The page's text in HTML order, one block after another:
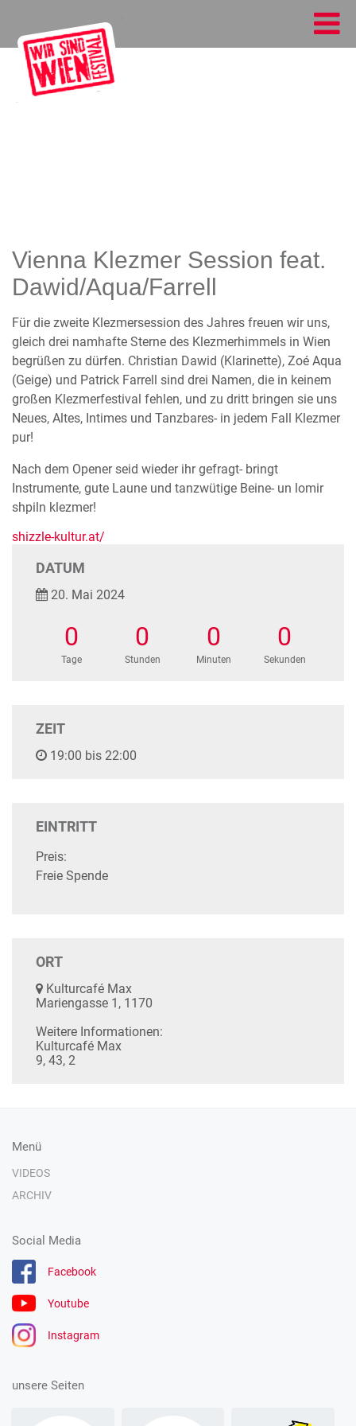
Vienna Klezmer Session feat.
Dawid/Aqua/Farrell
Für die zweite Klezmersession des Jahres freuen wir uns,
gleich drei namhafte Sterne des Klezmerhimmels in Wien
begrüßen zu dürfen. Christian Dawid (Klarinette), Zoé Aqua
(Geige) und Patrick Farrell sind drei Namen, die in keinem
großen Klezmerfestival fehlen, und zu dritt bringen sie uns
Neues, Altes, Intimes und Tanzbares- in jedem Fall Klezmer
pur!
Nach dem Opener seid wieder ihr gefragt- bringt
Instrumente, gute Laune und tanzwütige Beine- un lomir
shpiln klezmer!
shizzle-kultur.at/
DATUM
20. Mai 2024
0
Tage
0
Stunden
0
Minuten
0
Sekunden
ZEIT
19:00 bis 22:00
EINTRITT
Preis:
Freie Spende
ORT
Kulturcafé Max
Mariengasse 1, 1170
Weitere Informationen:
Kulturcafé Max
9, 43, 2
Menü
VIDEOS
ARCHIV
Social Media
Facebook
Youtube
Instagram
unsere Seiten